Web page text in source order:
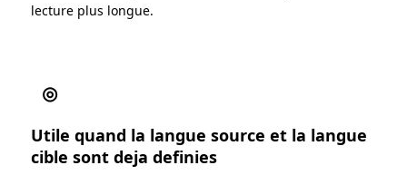
lecture plus longue.
◎
Utile quand la langue source et la langue
cible sont deja definies